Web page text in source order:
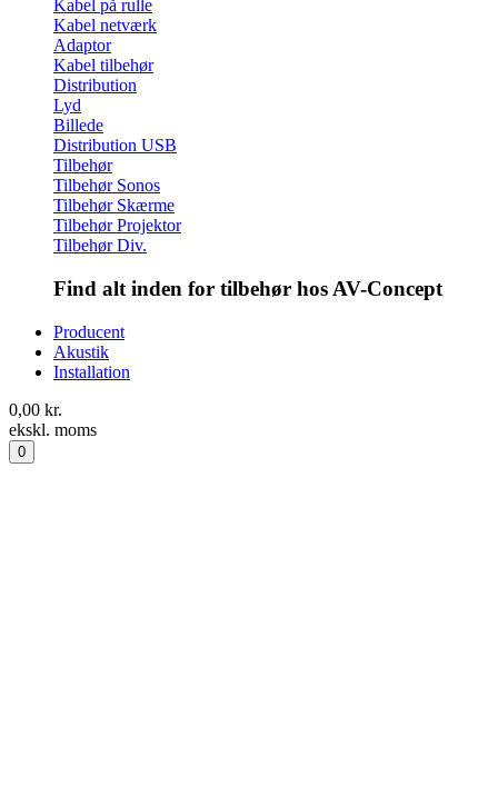
Kabel på rulle
Kabel netværk
Adaptor
Kabel tilbehør
Distribution
Lyd
Billede
Distribution USB
Tilbehør
Tilbehør Sonos
Tilbehør Skærme
Tilbehør Projektor
Tilbehør Div.
Find alt inden for tilbehør hos AV-Concept
Producent
Akustik
Installation
0,00 kr.
ekskl. moms
0